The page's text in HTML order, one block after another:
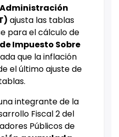
ajusta las tablas
para el cálculo de
Impuesto Sobre
que la inflación
el último ajuste de
integrante de la
Fiscal 2 del
Públicos de